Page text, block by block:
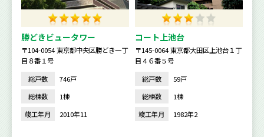
勝どきビュータワー
〒104-0054 東京都中央区勝どき一丁
目８番１号
総戸数
746戸
総棟数
1棟
竣工年月
2010年11
コート上池台
〒145-0064 東京都大田区上池台１丁
目４６番５号
総戸数
59戸
総棟数
1棟
竣工年月
1982年2